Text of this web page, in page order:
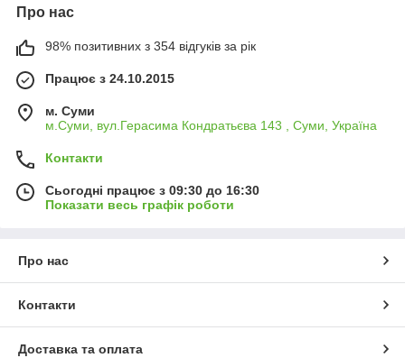
Про нас
98% позитивних з 354 відгуків за рік
Працює з 24.10.2015
м. Суми
м.Суми, вул.Герасима Кондратьєва 143 , Суми, Україна
Контакти
Сьогодні працює з 09:30 до 16:30
Показати весь графік роботи
Про нас
Контакти
Доставка та оплата